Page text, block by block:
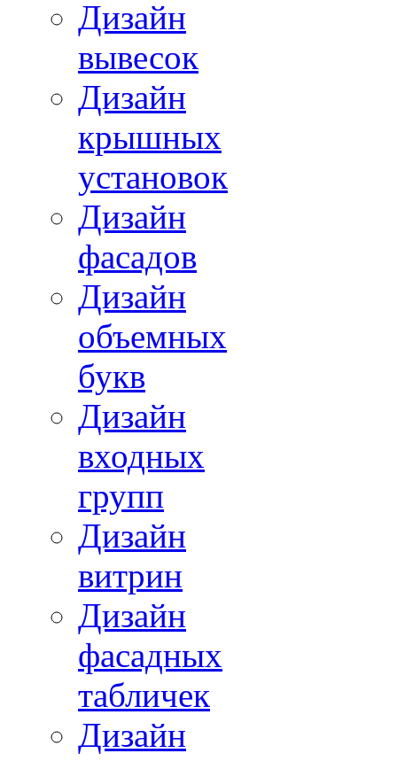
Дизайн
вывесок
Дизайн
крышных
установок
Дизайн
фасадов
Дизайн
объемных
букв
Дизайн
входных
групп
Дизайн
витрин
Дизайн
фасадных
табличек
Дизайн